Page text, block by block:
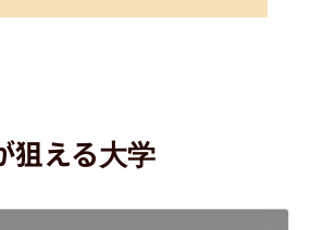
狙える大学